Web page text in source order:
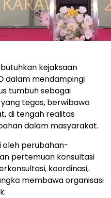
kejaksaan
dalam mendampingi
tumbuh sebagai
tegas, berwibawa
di tengah realitas
dalam masyarakat.
oleh perubahan-
pertemuan konsultasi
koordinasi,
membawa organisasi